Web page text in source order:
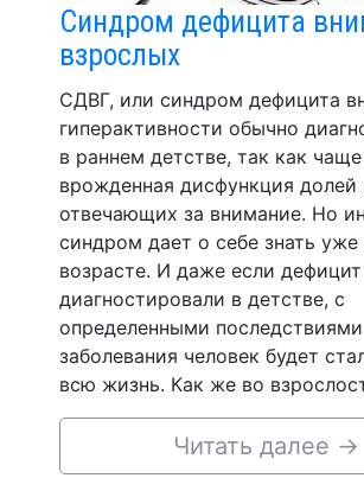
Синдром дефицита
взрослых
СДВГ, или синдром дефицита
гиперактивности обычно
в раннем детстве, так как
врожденная дисфункция долей
отвечающих за внимание. Но
синдром дает о себе знать уже
возрасте. И даже если
диагностировали в детстве, с
определенными последствиями
заболевания человек будет
всю жизнь. Как же во
Читать далее →